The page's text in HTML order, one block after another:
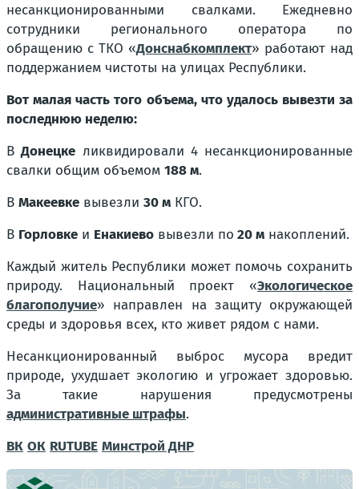
несанкционированными свалками. Ежедневно
сотрудники регионального оператора по
обращению с ТКО «Донснабкомплект» работают над
поддержанием чистоты на улицах Республики.
Вот малая часть того объема, что удалось вывезти за
последнюю неделю:
ВДонецке ликвидировали 4 несанкционированные
свалки общим объемом 188 м.
В Макеевке вывезли 30 м КГО.
В Горловке и Енакиево вывезли по 20 м накоплений.
Каждый житель Республики может помочь сохранить
природу. Национальный проект «Экологическое
благополучие» направлен на защиту окружающей
среды и здоровья всех, кто живет рядом с нами.
Несанкционированный выброс мусора вредит
природе, ухудшает экологию и угрожает здоровью.
За такие нарушения предусмотрены
административные штрафы.
ВК ОК RUTUBE Минстрой ДНР